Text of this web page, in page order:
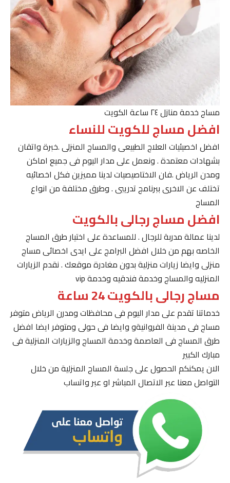
مساج خدمة منازل ٢٤ ساعة الكويت
افضل مساج للكويت للنساء
افضل اخصيئيات العلاج الطبيعى والمساج المنزلى .خبرة واتقان
بشهادات معتمدة . ونعمل على مدار اليوم فى جميع اماكن
ومدن الرياض .فان الاختاصيصيات لدينا مميزين فكل اخصائيه
تختلف عن الاخرى ببرنامج تدريبى . وطرق مختلفة من انواع
المساج
افضل مساج رجالى بالكويت
لدينا عمالة مدربة للرجال . للمساعدة على اختيار طرق المساج
الخاصه بهم من خلال افضل البرامج على ايدى اخصائى مساج
منزلى وايضا زيارات منزلية بدون مغادرة موقعك . نقدم الزيارات
المنزليه والمساج وخدمة فندقيه وخدمة vip
مساج رجالى بالكويت 24 ساعة
خدماتنا تقدم على مدار اليوم فى محافظات ومدرن الرياض متوفر
مساج فى مدينة الفروانيةو وايضا فى حولى ومتوفر ايضا افضل
طرق المساج فى العاصمة وخدمة المساج والزيارات المنزلية فى
مبارك الكبير
الان يمكنكم الحصول على جلسة المساج المنزلية من خلال
التواصل معنا عبر الاتصال المباشر او عبر واتساب